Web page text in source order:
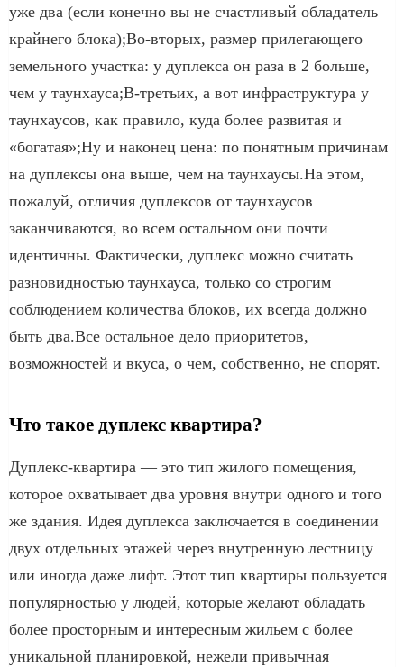
уже два (если конечно вы не счастливый обладатель
крайнего блока);Во-вторых, размер прилегающего
земельного участка: у дуплекса он раза в 2 больше,
чем у таунхауса;В-третьих, а вот инфраструктура у
таунхаусов, как правило, куда более развитая и
«богатая»;Ну и наконец цена: по понятным причинам
на дуплексы она выше, чем на таунхаусы.На этом,
пожалуй, отличия дуплексов от таунхаусов
заканчиваются, во всем остальном они почти
идентичны. Фактически, дуплекс можно считать
разновидностью таунхауса, только со строгим
соблюдением количества блоков, их всегда должно
быть два.Все остальное дело приоритетов,
возможностей и вкуса, о чем, собственно, не спорят.
Что такое дуплекс квартира?
Дуплекс-квартира — это тип жилого помещения,
которое охватывает два уровня внутри одного и того
же здания. Идея дуплекса заключается в соединении
двух отдельных этажей через внутренную лестницу
или иногда даже лифт. Этот тип квартиры пользуется
популярностью у людей, которые желают обладать
более просторным и интересным жильем с более
уникальной планировкой, нежели привычная